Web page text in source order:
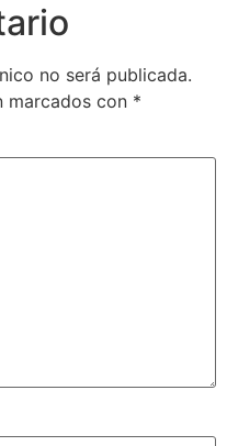
no será publicada.
marcados con *